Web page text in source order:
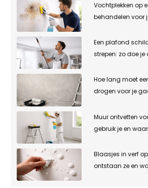
Vochtplekken op
behandelen voor
Een plafond
strepen: zo doe je
Hoe lang moet
drogen voor je
Muur ontvetten
gebruik je en
Blaasjes in verf
ontstaan ze en